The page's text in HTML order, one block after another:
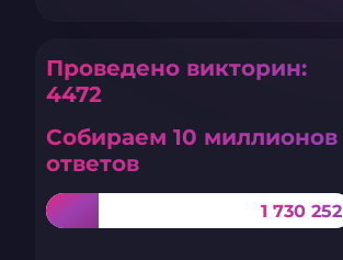
Проведено викторин:
4472
Собираем 10 миллионов
ответов
1 730 252